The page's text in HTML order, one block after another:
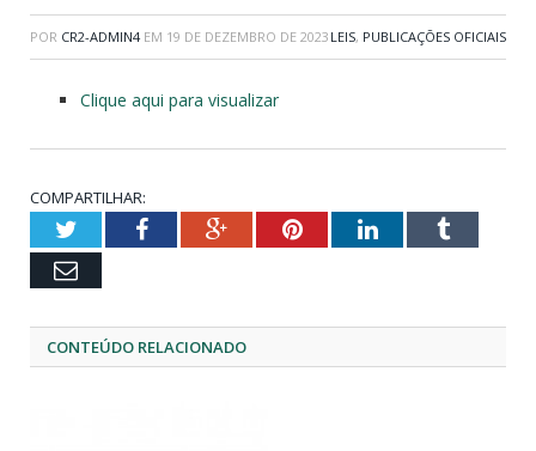
POR CR2-ADMIN4 EM 19 DE DEZEMBRO DE 2023 LEIS, PUBLICAÇÕES OFICIAIS
Clique aqui para visualizar
COMPARTILHAR:
TwitterFacebookGoogle+PinterestLinkedInTumblr
Email
CONTEÚDO RELACIONADO